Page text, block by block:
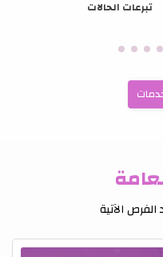
تبرعات الحالات
الآتية